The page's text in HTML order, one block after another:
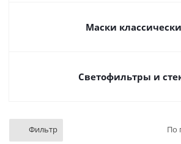
Маски
Светофильтры и
Фильтр